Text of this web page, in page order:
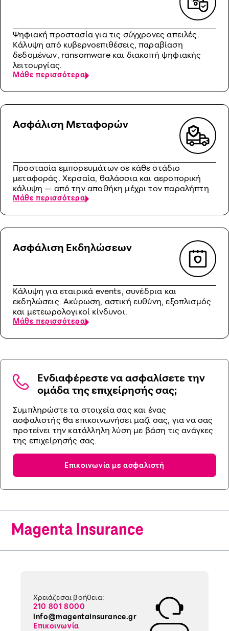
Ψηφιακή προστασία για τις σύγχρονες απειλές.
Κάλυψη από κυβερνοεπιθέσεις, παραβίαση
δεδομένων, ransomware και διακοπή ψηφιακής
λειτουργίας.
Μάθε περισσότερα
Ασφάλιση Μεταφορών
Προστασία εμπορευμάτων σε κάθε στάδιο
μεταφοράς. Χερσαία, θαλάσσια και αεροπορική
κάλυψη — από την αποθήκη μέχρι τον παραλήπτη.
Μάθε περισσότερα
Ασφάλιση Εκδηλώσεων
Κάλυψη για εταιρικά events, συνέδρια και
εκδηλώσεις. Ακύρωση, αστική ευθύνη, εξοπλισμός
και μετεωρολογικοί κίνδυνοι.
Μάθε περισσότερα
Ενδιαφέρεστε να ασφαλίσετε την
ομάδα της επιχείρησής σας;
Συμπληρώστε τα στοιχεία σας και ένας
ασφαλιστής θα επικοινωνήσει μαζί σας, για να σας
προτείνει την κατάλληλη λύση με βάση τις ανάγκες
της επιχείρησής σας.
Επικοινωνία με ασφαλιστή
Χρειάζεσαι βοήθεια;
210 801 8000
info@magentainsurance.gr
Επικοινωνία